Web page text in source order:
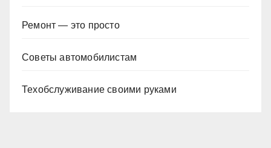
Ремонт — это просто
Советы автомобилистам
Техобслуживание своими руками